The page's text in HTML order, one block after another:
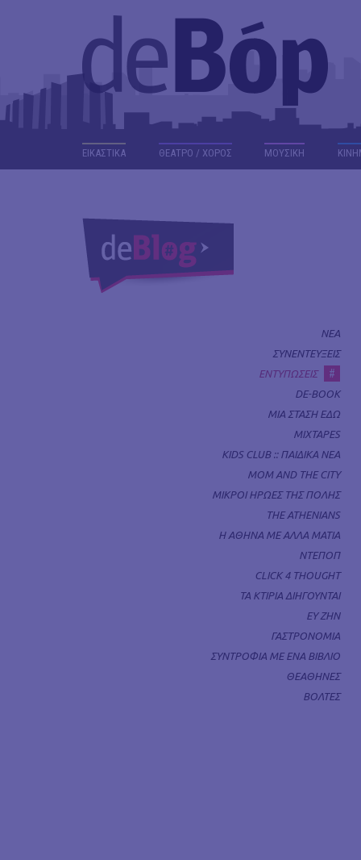
ΕΙΚΑΣΤΙΚΑ ΘΕΑΤΡΟ / ΧΟΡΟΣ ΜΟΥΣΙΚΗ
ΝΕΑ
ΣΥΝΕΝΤΕΥΞΕΙΣ
ΕΝΤΥΠΩΣΕΙΣ
#
DE-BOOK
ΜΙΑ ΣΤΑΣΗ ΕΔΩ
MIXTAPES
KIDS CLUB :: ΠΑΙΔΙΚΑ ΝΕΑ
MOM AND THE CITY
ΜΙΚΡΟΙ ΗΡΩΕΣ ΤΗΣ ΠΟΛΗΣ
THE ATHENIANS
Η ΑΘΗΝΑ ΜΕ ΑΛΛΑ ΜΑΤΙΑ
ΝΤΕΠΟΠ
CLICK 4 THOUGHT
ΤΑ ΚΤΙΡΙΑ ΔΙΗΓΟΥΝΤΑΙ
ΕΥ ΖΗΝ
ΓΑΣΤΡΟΝΟΜΙΑ
ΣΥΝΤΡΟΦΙΑ ΜΕ ΕΝΑ ΒΙΒΛΙΟ
ΘΕΑΘΗΝΕΣ
ΒΟΛΤΕΣ